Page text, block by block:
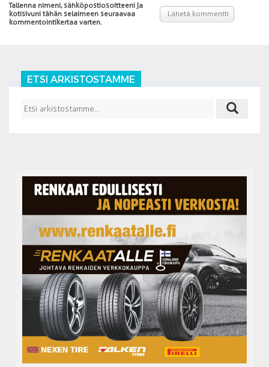
Tallenna nimeni, sähköpostiosoitteeni ja
kotisivuni tähän selaimeen seuraavaa
kommentointikertaa varten.
ETSI ARKISTOSTAMME